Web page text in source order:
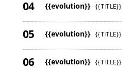
{{evolution}} {{TITLE}}
{{evolution}} {{TITLE}}
{{evolution}} {{TITLE}}